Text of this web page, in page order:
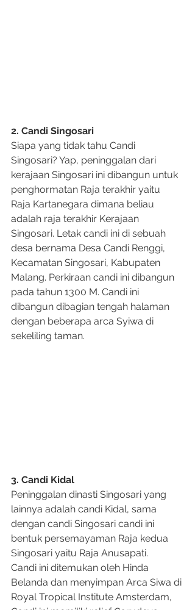
2. Candi Singosari
Siapa yang tidak tahu Candi
Singosari? Yap, peninggalan dari
kerajaan Singosari ini dibangun untuk
penghormatan Raja terakhir yaitu
Raja Kartanegara dimana beliau
adalah raja terakhir Kerajaan
Singosari. Letak candi ini di sebuah
desa bernama Desa Candi Renggi,
Kecamatan Singosari, Kabupaten
Malang. Perkiraan candi ini dibangun
pada tahun 1300 M. Candi ini
dibangun dibagian tengah halaman
dengan beberapa arca Syiwa di
sekeliling taman.
3. Candi Kidal
Peninggalan dinasti Singosari yang
lainnya adalah candi Kidal, sama
dengan candi Singosari candi ini
bentuk persemayaman Raja kedua
Singosari yaitu Raja Anusapati.
Candi ini ditemukan oleh Hinda
Belanda dan menyimpan Arca Siwa di
Royal Tropical Institute Amsterdam,